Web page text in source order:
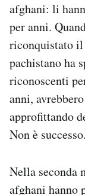
afghani: li
per anni.
riconquistato il
pachistano ha
riconoscenti
anni,
approfittando
Non è successo.
Nella seconda
afghani hanno